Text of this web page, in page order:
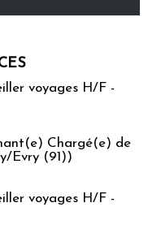
voyages H/F -
Chargé(e) de
Evry (91))
voyages H/F -